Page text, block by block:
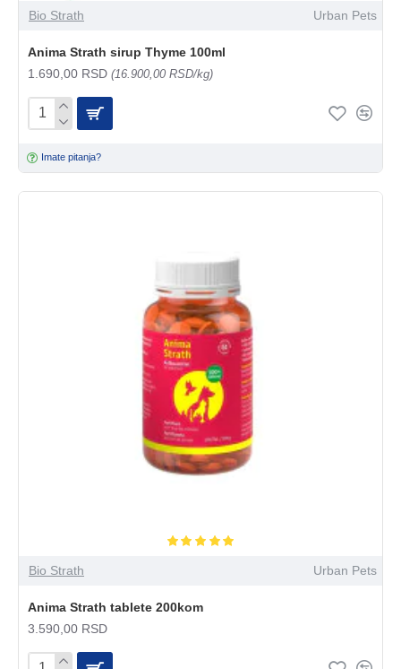
Bio Strath Urban Pets
Anima Strath sirup Thyme 100ml
1.690,00 RSD (16.900,00 RSD/kg)
Imate pitanja?
Bio Strath Urban Pets
Anima Strath tablete 200kom
3.590,00 RSD